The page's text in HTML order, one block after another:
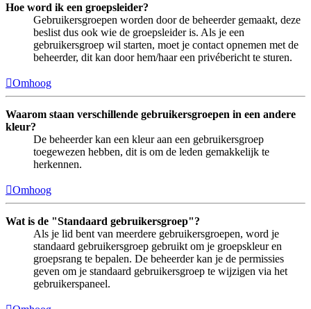
Hoe word ik een groepsleider?
Gebruikersgroepen worden door de beheerder gemaakt, deze
beslist dus ook wie de groepsleider is. Als je een
gebruikersgroep wil starten, moet je contact opnemen met de
beheerder, dit kan door hem/haar een privébericht te sturen.
Omhoog
Waarom staan verschillende gebruikersgroepen in een andere
kleur?
De beheerder kan een kleur aan een gebruikersgroep
toegewezen hebben, dit is om de leden gemakkelijk te
herkennen.
Omhoog
Wat is de "Standaard gebruikersgroep"?
Als je lid bent van meerdere gebruikersgroepen, word je
standaard gebruikersgroep gebruikt om je groepskleur en
groepsrang te bepalen. De beheerder kan je de permissies
geven om je standaard gebruikersgroep te wijzigen via het
gebruikerspaneel.